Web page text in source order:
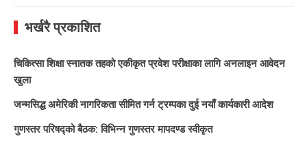
भर्खरै प्रकाशित
चिकित्सा शिक्षा स्नातक तहको एकीकृत प्रवेश परीक्षाका लागि अनलाइन आवेदन
खुला
जन्मसिद्ध अमेरिकी नागरिकता सीमित गर्न ट्रम्पका दुई नयाँ कार्यकारी आदेश
गुणस्तर परिषद्को बैठक: विभिन्न गुणस्तर मापदण्ड स्वीकृत